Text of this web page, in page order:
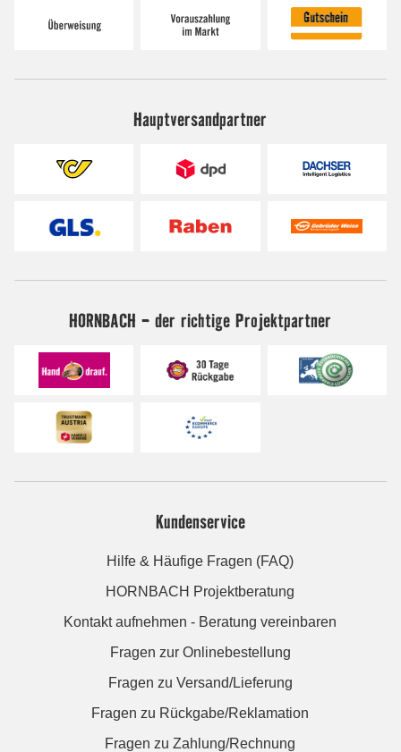
Hauptversandpartner
HORNBACH - der richtige Projektpartner
Kundenservice
Hilfe & Häufige Fragen (FAQ)
HORNBACH Projektberatung
Kontakt aufnehmen - Beratung vereinbaren
Fragen zur Onlinebestellung
Fragen zu Versand/Lieferung
Fragen zu Rückgabe/Reklamation
Fragen zu Zahlung/Rechnung